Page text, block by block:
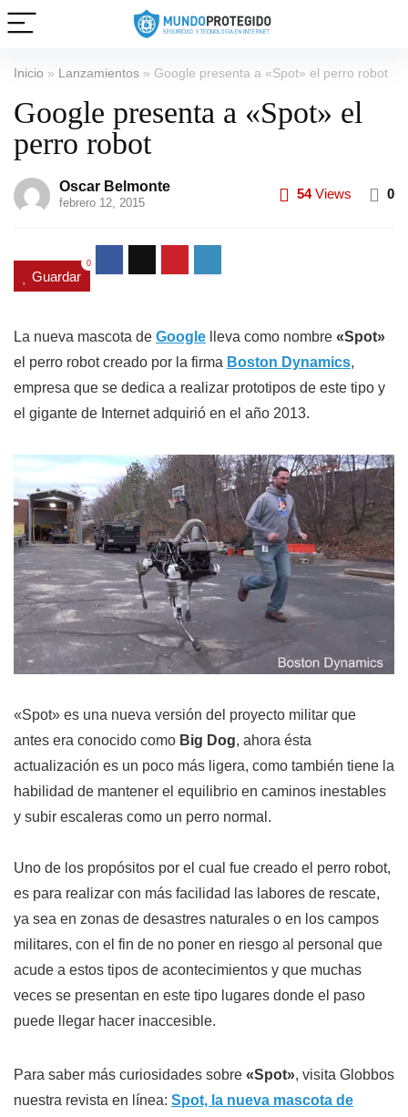
Inicio » Lanzamientos » Google presenta a «Spot» el perro robot
Google presenta a «Spot» el
perro robot
Oscar Belmonte
febrero 12, 2015
54Views 0
Guardar
0
La nueva mascota de Google lleva como nombre «Spot»
el perro robot creado por la firma Boston Dynamics,
empresa que se dedica a realizar prototipos de este tipo y
el gigante de Internet adquirió en el año 2013.
«Spot» es una nueva versión del proyecto militar que
antes era conocido como Big Dog, ahora ésta
actualización es un poco más ligera, como también tiene la
habilidad de mantener el equilibrio en caminos inestables
y subir escaleras como un perro normal.
Uno de los propósitos por el cual fue creado el perro robot,
es para realizar con más facilidad las labores de rescate,
ya sea en zonas de desastres naturales o en los campos
militares, con el fin de no poner en riesgo al personal que
acude a estos tipos de acontecimientos y que muchas
veces se presentan en este tipo lugares donde el paso
puede llegar hacer inaccesible.
Para saber más curiosidades sobre «Spot», visita Globbos
nuestra revista en línea: Spot, la nueva mascota de